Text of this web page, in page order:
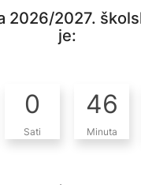
2026/2027.
je:
0
Sati
46
Minuta